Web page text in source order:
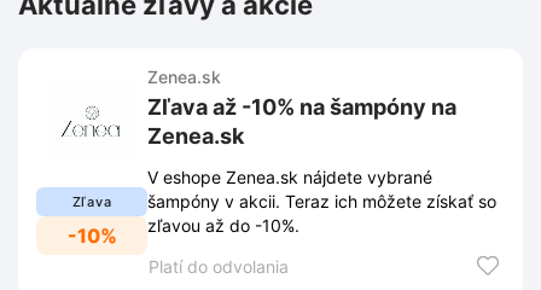
Zľava
-10%
Zenea.sk
Zľava až -10% na šampóny na
Zenea.sk
V eshope Zenea.sk nájdete vybrané
šampóny v akcii. Teraz ich môžete získať so
zľavou až do -10%.
Platí do odvolania